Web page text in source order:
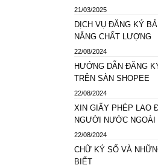
21/03/2025
DỊCH VỤ ĐĂNG KÝ
NẴNG CHẤT LƯỢNG
22/08/2024
HƯỚNG DẪN ĐĂNG
TRÊN SÀN SHOPEE
22/08/2024
XIN GIẤY PHÉP LAO
NGƯỜI NƯỚC NGOÀI
22/08/2024
CHỮ KÝ SỐ VÀ
BIẾT